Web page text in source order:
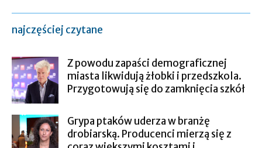
najczęściej czytane
Z powodu zapaści demograficznej
miasta likwidują żłobki i przedszkola.
Przygotowują się do zamknięcia szkół
Grypa ptaków uderza w branżę
drobiarską. Producenci mierzą się z